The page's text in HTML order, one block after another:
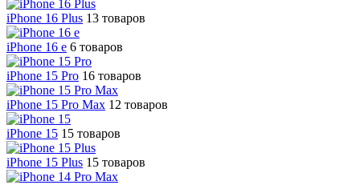
iPhone 16 Plus 13 товаров
iPhone 16 e 6 товаров
iPhone 15 Pro 16 товаров
iPhone 15 Pro Max 12 товаров
iPhone 15 15 товаров
iPhone 15 Plus 15 товаров